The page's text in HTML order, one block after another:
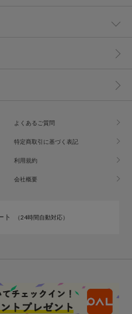
よくあるご質問
特定商取引に基づく表記
利用規約
会社概要
ト （24時間自動対応）